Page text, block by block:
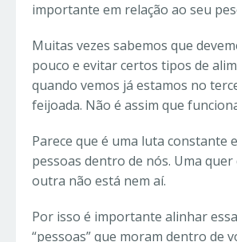
importante em relação ao seu
Muitas vezes sabemos que
pouco e evitar certos tipos de
quando vemos já estamos no
feijoada. Não é assim que
Parece que é uma luta constante
pessoas dentro de nós. Uma quer
outra não está nem aí.
Por isso é importante alinhar
“pessoas” que moram dentro de